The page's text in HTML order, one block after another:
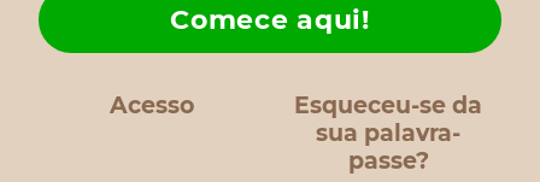
Acesso
Esqueceu-se da
sua palavra-
passe?
Comece aqui!